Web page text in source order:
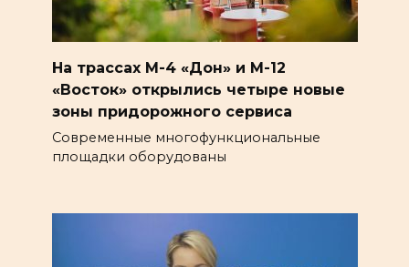
На трассах М-4 «Дон» и М-12
«Восток» открылись четыре новые
зоны придорожного сервиса
Современные многофункциональные
площадки оборудованы